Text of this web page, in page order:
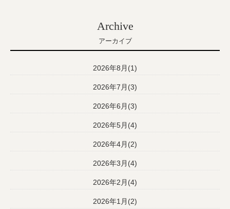
Archive
アーカイブ
2026年8月(1)
2026年7月(3)
2026年6月(3)
2026年5月(4)
2026年4月(2)
2026年3月(4)
2026年2月(4)
2026年1月(2)